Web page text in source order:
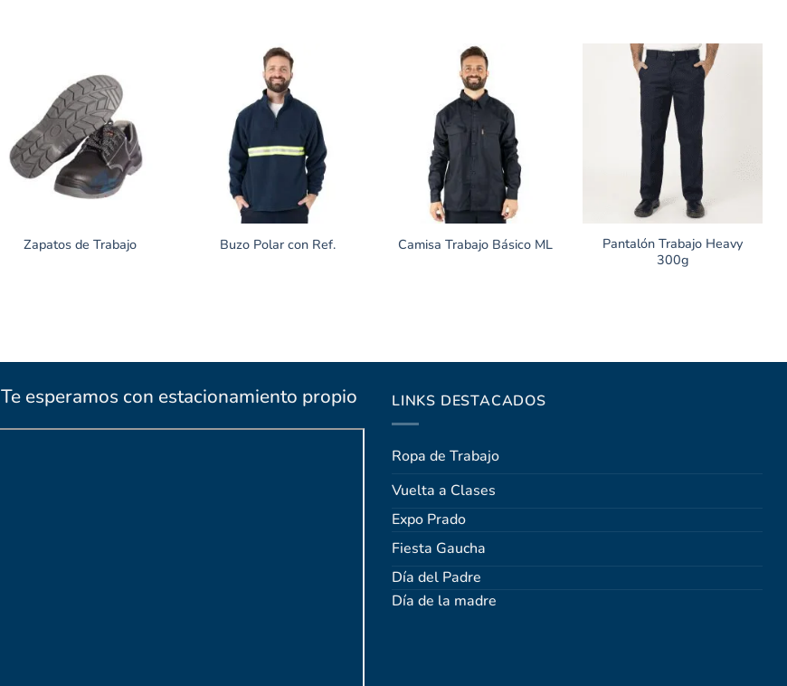
Zapatos de Trabajo Buzo Polar con Ref. Camisa Trabajo Básico ML
Pantalón Trabajo Heavy
300g
Te esperamos con estacionamiento propio LINKS DESTACADOS
Ropa de Trabajo
Vuelta a Clases
Expo Prado
Fiesta Gaucha
Día del Padre
Día de la madre